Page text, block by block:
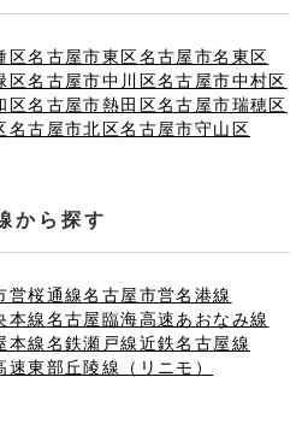
区名古屋市東区名古屋市名東区
区名古屋市中川区名古屋市中村区
区名古屋市熱田区名古屋市瑞穂区
名古屋市北区名古屋市守山区
から探す
営桜通線名古屋市営名港線
本線名古屋臨海高速あおなみ線
本線名鉄瀬戸線近鉄名古屋線
速東部丘陵線（リニモ）